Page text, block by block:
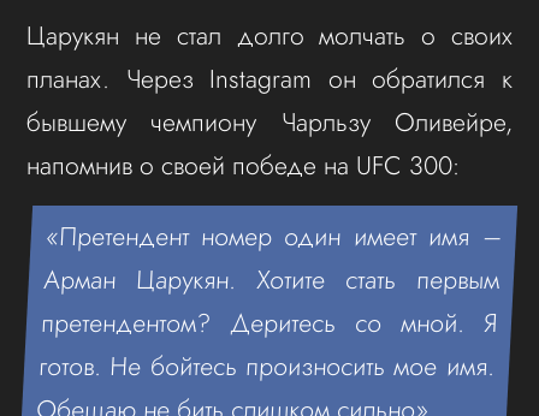
Царукян не стал долго молчать о своих
планах. Через Instagram он обратился к
бывшему чемпиону Чарльзу Оливейре,
напомнив о своей победе на UFC 300:
«Претендент номер один имеет имя –
Арман Царукян. Хотите стать первым
претендентом? Деритесь со мной. Я
готов. Не бойтесь произносить мое имя.